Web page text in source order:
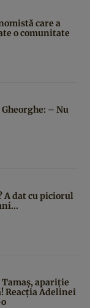
care a
o comunitate
Gheorghe: – Nu
A dat cu piciorul
Tamaş, apariție
Reacția Adelinei